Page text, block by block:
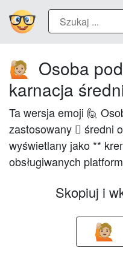
🙋🏼
Osoba
karnacja
Ta wersja emoji 🙋
zastosowany 🏼 średni
wyświetlany jako **
obsługiwanych
Skopiuj i